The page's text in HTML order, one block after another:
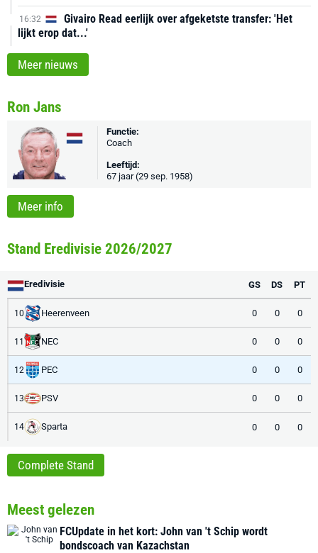
16:32
Givairo Read eerlijk over afgeketste transfer: 'Het
lijkt erop dat...'
Meer nieuws
Ron Jans
Functie:
Coach
Leeftijd:
67 jaar (29 sep. 1958)
Meer info
Stand Eredivisie 2026/2027
Eredivisie GS DS PT
10 Heerenveen 0 0 0
11 NEC 0 0 0
12 PEC 0 0 0
13 PSV 0 0 0
14 Sparta 0 0 0
Complete Stand
Meest gelezen
FCUpdate in het kort: John van 't Schip wordt
bondscoach van Kazachstan